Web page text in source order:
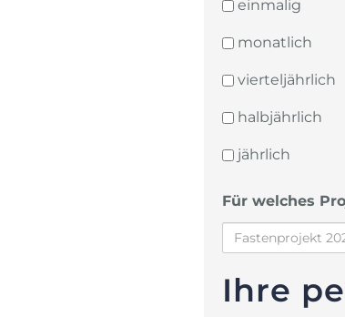
einmalig
monatlich
vierteljährlich
halbjährlich
jährlich
Für welches
Ihre